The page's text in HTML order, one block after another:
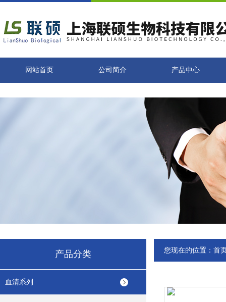
网站首页 公司简介 产品中心
产品分类
血清系列
您现在的位置： 首